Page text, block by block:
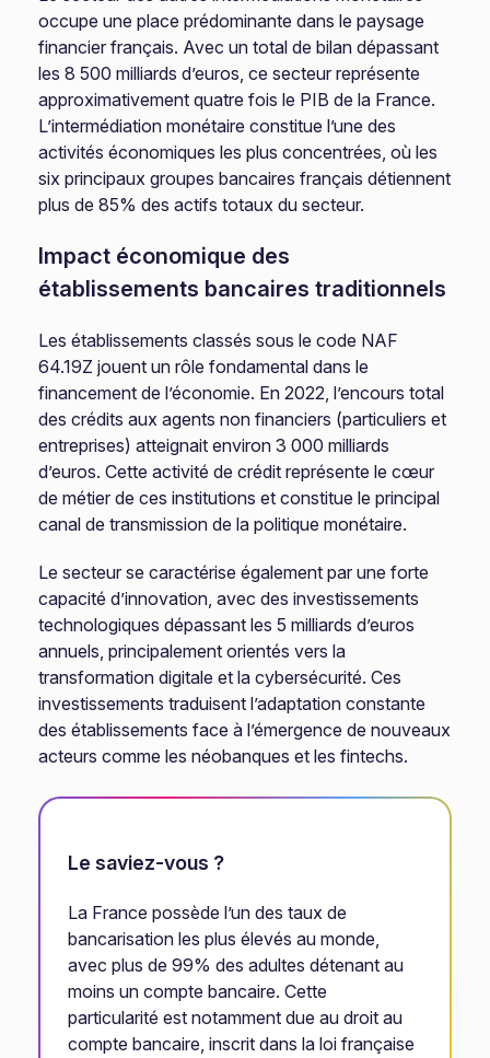
occupe une place prédominante dans le paysage
financier français. Avec un total de bilan dépassant
les 8 500 milliards d’euros, ce secteur représente
approximativement quatre fois le PIB de la France.
L’intermédiation monétaire constitue l’une des
activités économiques les plus concentrées, où les
six principaux groupes bancaires français détiennent
plus de 85% des actifs totaux du secteur.
Impact économique des
établissements bancaires traditionnels
Les établissements classés sous le code NAF
64.19Z jouent un rôle fondamental dans le
financement de l’économie. En 2022, l’encours total
des crédits aux agents non financiers (particuliers et
entreprises) atteignait environ 3 000 milliards
d’euros. Cette activité de crédit représente le cœur
de métier de ces institutions et constitue le principal
canal de transmission de la politique monétaire.
Le secteur se caractérise également par une forte
capacité d’innovation, avec des investissements
technologiques dépassant les 5 milliards d’euros
annuels, principalement orientés vers la
transformation digitale et la cybersécurité. Ces
investissements traduisent l’adaptation constante
des établissements face à l’émergence de nouveaux
acteurs comme les néobanques et les fintechs.
Le saviez-vous ?
La France possède l’un des taux de
bancarisation les plus élevés au monde,
avec plus de 99% des adultes détenant au
moins un compte bancaire. Cette
particularité est notamment due au droit au
compte bancaire, inscrit dans la loi française